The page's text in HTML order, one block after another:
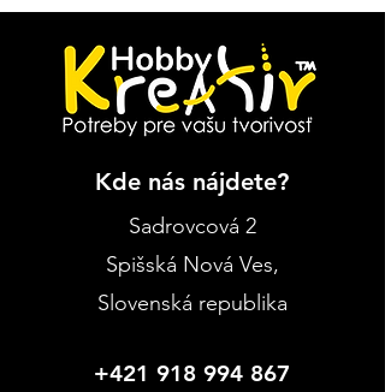
Kde nás nájdete?
Sadrovcová 2
Spišská Nová Ves,
Slovenská republika
+421 918 994 867